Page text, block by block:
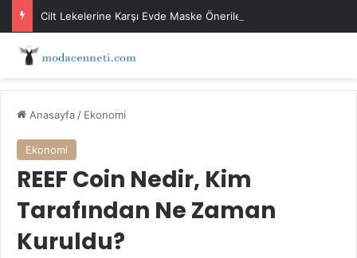
Cilt Lekelerine Karşı Evde Maske Önerileri
Anasayfa / Ekonomi
Ekonomi
REEF Coin Nedir, Kim
Tarafından Ne Zaman
Kuruldu?